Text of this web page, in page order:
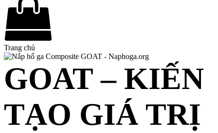
Trang chủ
GOAT – KIẾN
TẠO GIÁ TRỊ